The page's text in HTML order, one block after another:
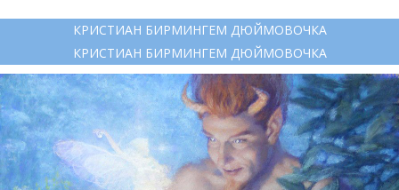
КРИСТИАН БИРМИНГЕМ ДЮЙМОВОЧКА
КРИСТИАН БИРМИНГЕМ ДЮЙМОВОЧКА